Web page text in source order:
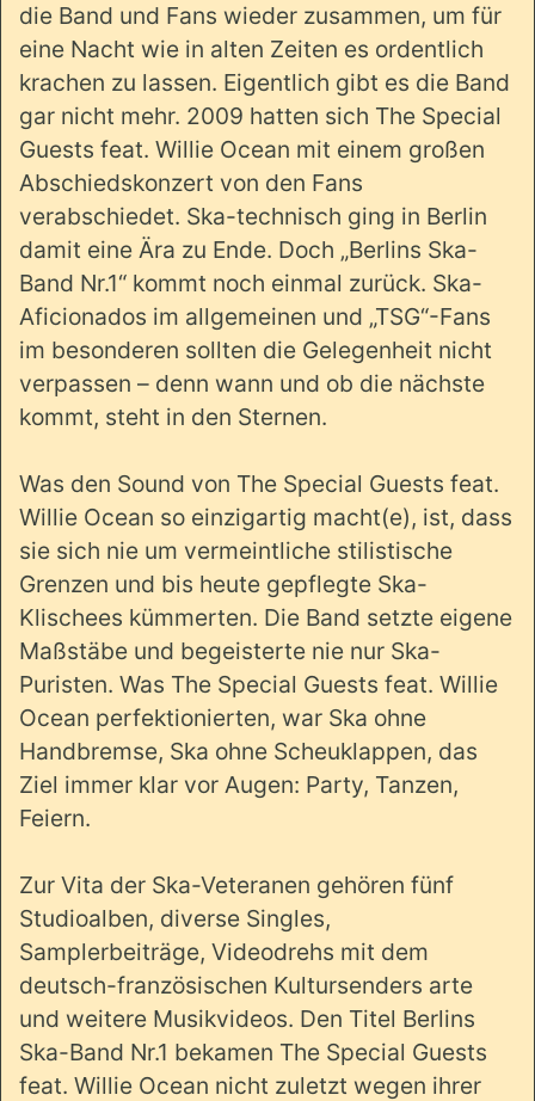
die Band und Fans wieder zusammen, um für
eine Nacht wie in alten Zeiten es ordentlich
krachen zu lassen. Eigentlich gibt es die Band
gar nicht mehr. 2009 hatten sich The Special
Guests feat. Willie Ocean mit einem großen
Abschiedskonzert von den Fans
verabschiedet. Ska-technisch ging in Berlin
damit eine Ära zu Ende. Doch „Berlins Ska-
Band Nr.1“ kommt noch einmal zurück. Ska-
Aficionados im allgemeinen und „TSG“-Fans
im besonderen sollten die Gelegenheit nicht
verpassen – denn wann und ob die nächste
kommt, steht in den Sternen.
Was den Sound von The Special Guests feat.
Willie Ocean so einzigartig macht(e), ist, dass
sie sich nie um vermeintliche stilistische
Grenzen und bis heute gepflegte Ska-
Klischees kümmerten. Die Band setzte eigene
Maßstäbe und begeisterte nie nur Ska-
Puristen. Was The Special Guests feat. Willie
Ocean perfektionierten, war Ska ohne
Handbremse, Ska ohne Scheuklappen, das
Ziel immer klar vor Augen: Party, Tanzen,
Feiern.
Zur Vita der Ska-Veteranen gehören fünf
Studioalben, diverse Singles,
Samplerbeiträge, Videodrehs mit dem
deutsch-französischen Kultursenders arte
und weitere Musikvideos. Den Titel Berlins
Ska-Band Nr.1 bekamen The Special Guests
feat. Willie Ocean nicht zuletzt wegen ihrer